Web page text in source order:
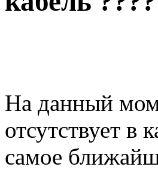
На данный
отсутствует в
самое